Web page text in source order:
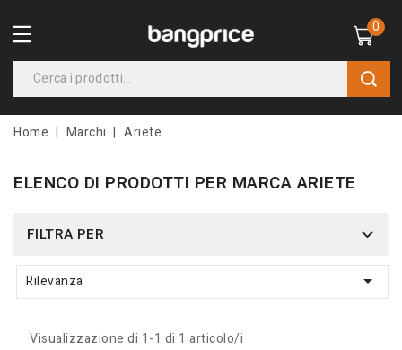
0
Home Marchi Ariete
ELENCO DI PRODOTTI PER MARCA ARIETE
FILTRA PER
Rilevanza 
Visualizzazione di 1-1 di 1 articolo/i